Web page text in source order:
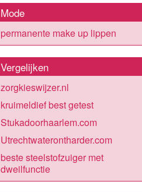
Mode
permanente make up lippen
Vergelijken
zorgkieswijzer.nl
kruimeldief best getest
Stukadoorhaarlem.com
Utrechtwaterontharder.com
beste steelstofzuiger met
dweilfunctie